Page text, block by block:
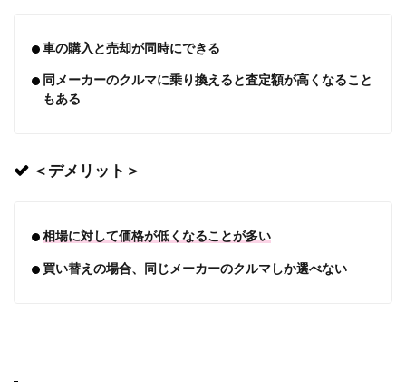
車の購入と売却が同時にできる
同メーカーのクルマに乗り換えると査定額が高くなること
もある
＜デメリット＞
相場に対して価格が低くなることが多い
買い替えの場合、同じメーカーのクルマしか選べない